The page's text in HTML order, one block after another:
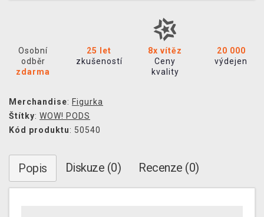
Osobní
odběr
zdarma
25 let
zkušeností
8x vítěz
Ceny
kvality
20 000
výdejen
Merchandise: Figurka
Štítky: WOW! PODS
Kód produktu: 50540
Popis Diskuze (0) Recenze (0)